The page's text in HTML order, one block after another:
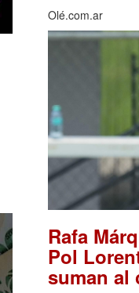
Olé.com.ar
Rafa
Pol
suman al